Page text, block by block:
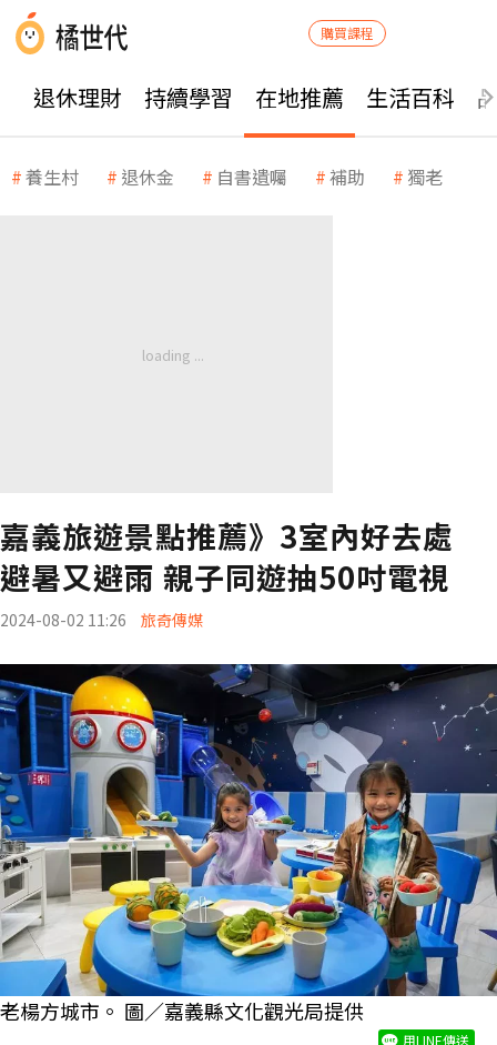
購買課程
退休理財 持續學習 在地推薦 生活百科
養生村 退休金 自書遺囑 補助 獨老
嘉義旅遊景點推薦》3室內好去處
避暑又避雨 親子同遊抽50吋電視
2024-08-02 11:26 旅奇傳媒
老楊方城市。 圖／嘉義縣文化觀光局提供
用LINE傳送